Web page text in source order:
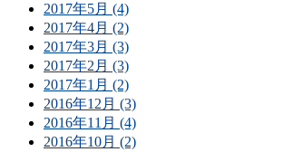
2017年5月 (4)
2017年4月 (2)
2017年3月 (3)
2017年2月 (3)
2017年1月 (2)
2016年12月 (3)
2016年11月 (4)
2016年10月 (2)